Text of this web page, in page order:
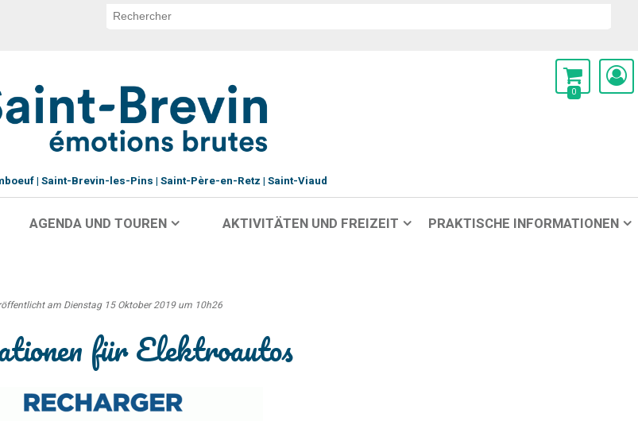
0
Saint-Brevin-les-Pins Saint-Père-en-Retz Saint-Viaud
AGENDA UND TOUREN AKTIVITÄTEN UND FREIZEIT PRAKTISCHE INFORMATIONEN
am Dienstag 15 Oktober 2019 um 10h26
für Elektroautos